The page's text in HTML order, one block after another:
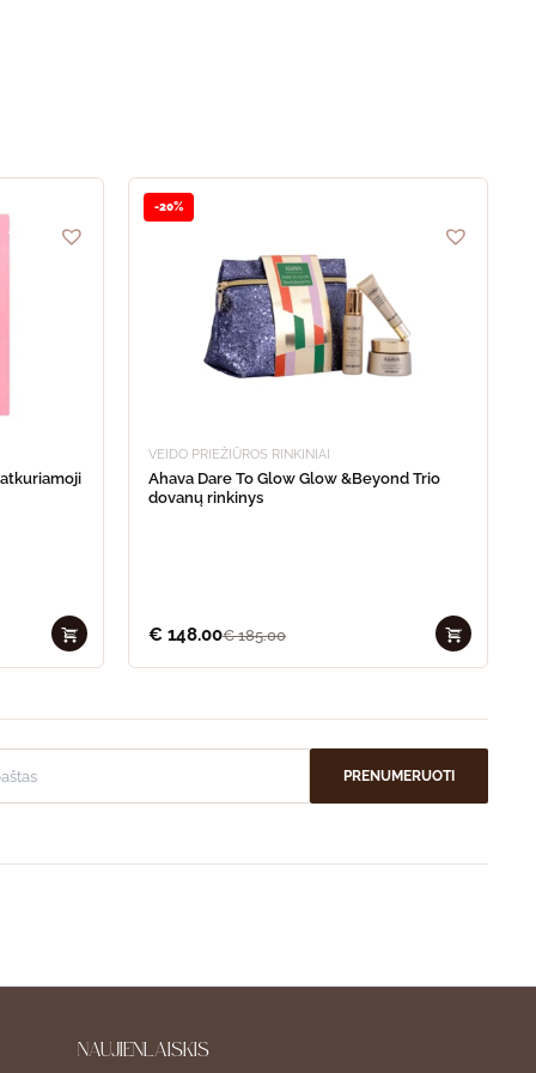
-20%
VEIDO PRIEŽIŪROS RINKINIAI
Ahava Dare To Glow Glow &Beyond Trio
dovanų rinkinys
€ 148.00€185.00
PRENUMERUOTI
NAUJIENLAIŠKIS